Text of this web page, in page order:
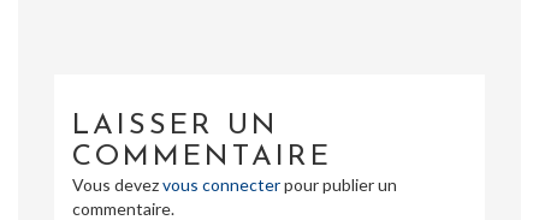
LAISSER UN
COMMENTAIRE
Vous devezvous connecterpour publier un
commentaire.